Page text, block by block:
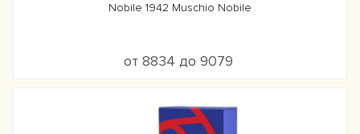
Nobile 1942 Muschio Nobile
от 8834 до 9079